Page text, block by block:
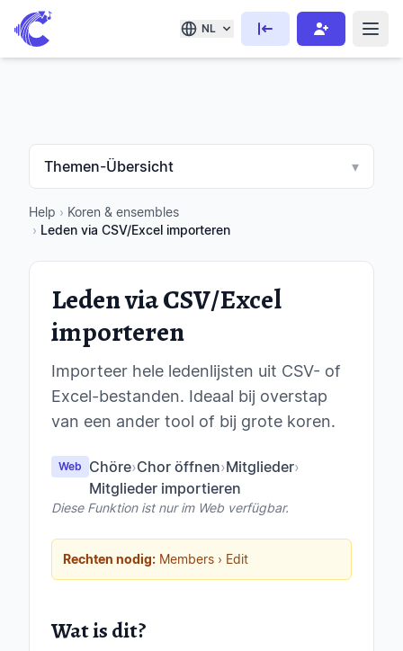
NL
Themen-Übersicht ▾
Help › Koren & ensembles
› Leden via CSV/Excel importeren
Leden via CSV/Excel
importeren
Importeer hele ledenlijsten uit CSV- of
Excel-bestanden. Ideaal bij overstap
van een ander tool of bij grote koren.
Web Chöre›Chor öffnen›Mitglieder›
Mitglieder importieren
Diese Funktion ist nur im Web verfügbar.
Rechten nodig: Members › Edit
Wat is dit?